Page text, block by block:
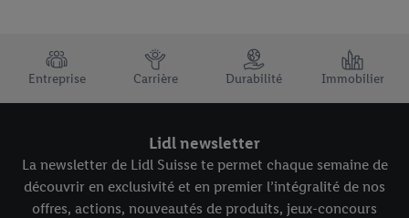
TRUSTBAR
Entreprise Carrière Durabilité Immobilier
Lidl newsletter
La newsletter de Lidl Suisse te permet chaque semaine de
découvrir en exclusivité et en premier l’intégralité de nos
offres, actions, nouveautés de produits, jeux-concours